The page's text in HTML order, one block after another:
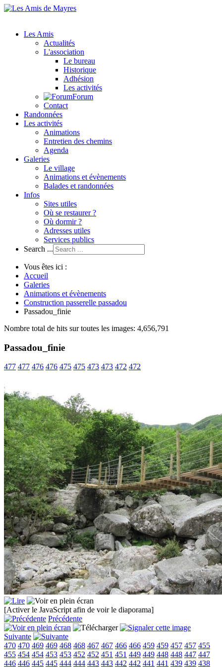
Les Amis
Actualités
L'association
Le bureau
Historique
Adhésion
Les activités
Forum
Contact
Randonnées
Les activités
Animations
Entretien des chemins
Agenda
Galeries
Le village
Animations et évènements
Balades et randonnées
Infos
Sites utiles
Où se restaurer ?
Où dormir ?
Adresses utiles
Services publics
Search ...
Vous êtes ici :
Accueil
Galeries
Animations et évènements
Construction passerelle passadou
Passadou_finie
Nombre total de hits sur toutes les images: 4,656,791
Passadou_finie
477 477 476 476 475 475 473 473 472 472
[Activer le JavaScript afin de voir le diaporama]
Précédente
Suivante
470 470 469 469 468 468 467 467 466 466 459 459 457 457 455
455 454 454 453 453 452 452 451 451 449 449 448 448 447 447
446 446 445 445 444 444 443 443 442 442 441 441 439 439 438